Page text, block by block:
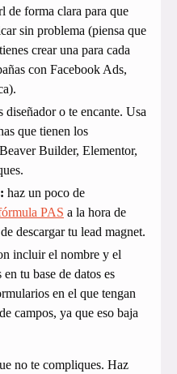
de forma clara para que
sin problema (piensa que
crear una para cada
con Facebook Ads,
diseñador o te encante. Usa
que tienen los
Builder, Elementor,
haz un poco de
PAS a la hora de
descargar tu lead magnet.
incluir el nombre y el
tu base de datos es
en el que tengan
campos, ya que eso baja
no te compliques. Haz